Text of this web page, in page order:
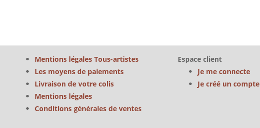
Mentions légales Tous-artistes
Les moyens de paiements
Livraison de votre colis
Mentions légales
Conditions générales de ventes
Espace client
Je me connecte
Je créé un compte